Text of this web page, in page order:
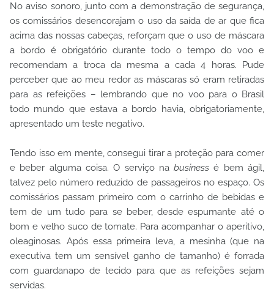
No aviso sonoro, junto com a demonstração de segurança,
os comissários desencorajam o uso da saída de ar que fica
acima das nossas cabeças, reforçam que o uso de máscara
a bordo é obrigatório durante todo o tempo do voo e
recomendam a troca da mesma a cada 4 horas. Pude
perceber que ao meu redor as máscaras só eram retiradas
para as refeições – lembrando que no voo para o Brasil
todo mundo que estava a bordo havia, obrigatoriamente,
apresentado um teste negativo.
Tendo isso em mente, consegui tirar a proteção para comer
e beber alguma coisa. O serviço nabusiness é bem ágil,
talvez pelo número reduzido de passageiros no espaço. Os
comissários passam primeiro com o carrinho de bebidas e
tem de um tudo para se beber, desde espumante até o
bom e velho suco de tomate. Para acompanhar o aperitivo,
oleaginosas. Após essa primeira leva, a mesinha (que na
executiva tem um sensível ganho de tamanho) é forrada
com guardanapo de tecido para que as refeições sejam
servidas.